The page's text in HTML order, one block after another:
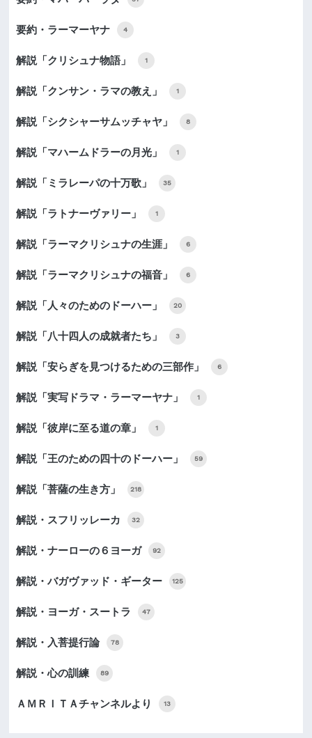
要約・ラーマーヤナ 4
解説「クリシュナ物語」 1
解説「クンサン・ラマの教え」 1
解説「シクシャーサムッチャヤ」 8
解説「マハームドラーの月光」 1
解説「ミラレーパの十万歌」 35
解説「ラトナーヴァリー」 1
解説「ラーマクリシュナの生涯」 6
解説「ラーマクリシュナの福音」 6
解説「人々のためのドーハー」 20
解説「八十四人の成就者たち」 3
解説「安らぎを見つけるための三部作」 6
解説「実写ドラマ・ラーマーヤナ」 1
解説「彼岸に至る道の章」 1
解説「王のための四十のドーハー」 59
解説「菩薩の生き方」 218
解説・スフリッレーカ 32
解説・ナーローの６ヨーガ 92
解説・バガヴァッド・ギーター 125
解説・ヨーガ・スートラ 47
解説・入菩提行論 78
解説・心の訓練 89
ＡＭＲＩＴＡチャンネルより 13